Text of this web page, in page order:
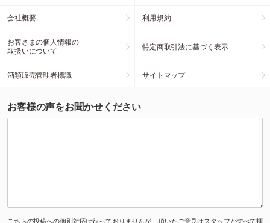
会社概要 利用規約
お客さまの個人情報の
取扱いについて
特定商取引法に基づく表示
酒類販売管理者標識 サイトマップ
お客様の声をお聞かせください
こちらの投稿への個別対応は行っておりませんが、頂いたご意見はスタッフがすべて拝